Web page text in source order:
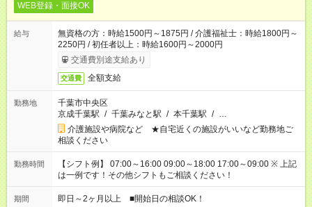
WEB登録・面接OK
給与
無資格の方：時給1500円～1875円 / 介護福祉士：時給1800円～
2250円 / 初任者以上：時給1600円～2000円
交通費別途支給あり
交通費 全額支給
勤務地
千葉市中央区
京成千葉駅 / 千葉みなと駅 / 本千葉駅 / …
介護施設や病院など ★自宅近くの施設がいいなど勤務地ご
相談ください
勤務時間
【シフト例】 07:00～16:00 09:00～18:00 17:00～09:00 ※ 上記
は一例です！その他シフトもご相談ください！
期間 即日～2ヶ月以上 ■開始日の相談OK！